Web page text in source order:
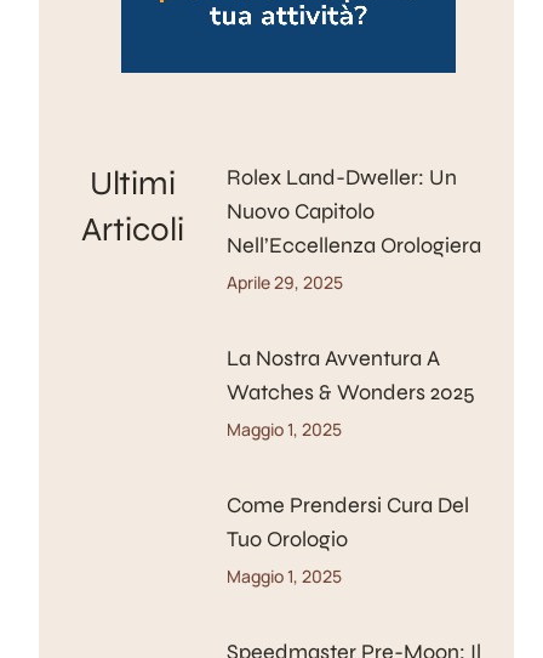
Ultimi
Articoli
Rolex Land-Dweller: Un
Nuovo Capitolo
Nell’Eccellenza Orologiera
Aprile 29, 2025
La Nostra Avventura A
Watches & Wonders 2025
Maggio 1, 2025
Come Prendersi Cura Del
Tuo Orologio
Maggio 1, 2025
Speedmaster Pre-Moon: Il